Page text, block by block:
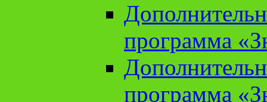
программа
программа